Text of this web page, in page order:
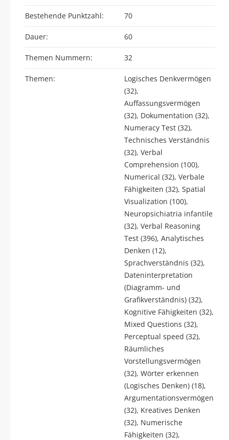
Bestehende Punktzahl: 70
Dauer: 60
Themen Nummern: 32
Themen:
Logisches Denkvermögen
(32),
Auffassungsvermögen
(32), Dokumentation (32),
Numeracy Test (32),
Technisches Verständnis
(32), Verbal
Comprehension (100),
Numerical (32), Verbale
Fähigkeiten (32), Spatial
Visualization (100),
Neuropsichiatria infantile
(32), Verbal Reasoning
Test (396), Analytisches
Denken (12),
Sprachverständnis (32),
Dateninterpretation
(Diagramm- und
Grafikverständnis) (32),
Kognitive Fähigkeiten (32),
Mixed Questions (32),
Perceptual speed (32),
Räumliches
Vorstellungsvermögen
(32), Wörter erkennen
(Logisches Denken) (18),
Argumentationsvermögen
(32), Kreatives Denken
(32), Numerische
Fähigkeiten (32),